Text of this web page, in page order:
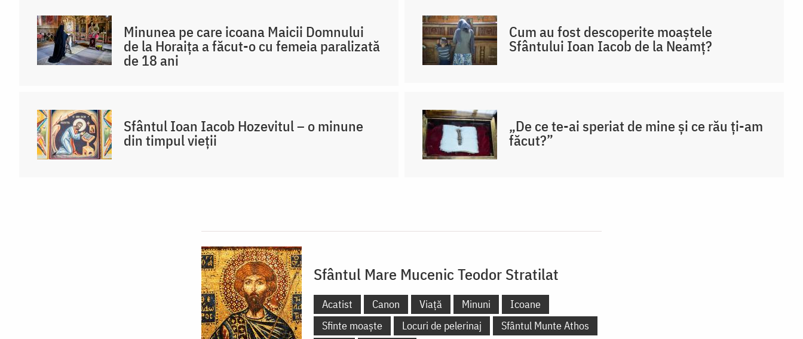
Minunea pe care icoana Maicii Domnului
de la Horaița a făcut-o cu femeia paralizată
de 18 ani
Cum au fost descoperite moaștele
Sfântului Ioan Iacob de la Neamț?
Sfântul Ioan Iacob Hozevitul – o minune
din timpul vieții
„De ce te-ai speriat de mine și ce rău ți-am
făcut?”
Sfântul Mare Mucenic Teodor Stratilat
Acatist Canon Viață Minuni
Icoane
Sfinte moaște
Locuri de pelerinaj
Sfântul Munte Athos